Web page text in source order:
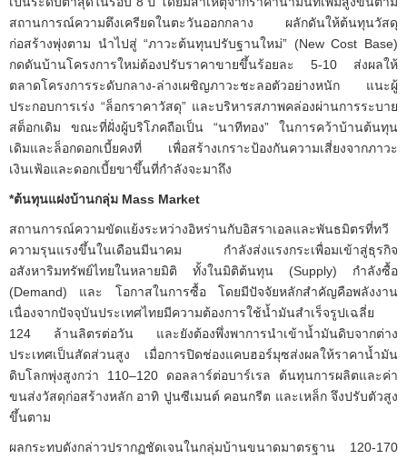
สถานการณ์ความตึงเครียดในตะวันออกกลาง ผลักดันให้ต้นทุนวัสดุ
ก่อสร้างพุ่งตาม นำไปสู่ “ภาวะต้นทุนปรับฐานใหม่” (New Cost Base)
กดดันบ้านโครงการใหม่ต้องปรับราคาขายขึ้นร้อยละ 5-10 ส่งผลให้
ตลาดโครงการระดับกลาง-ล่างเผชิญภาวะชะลอตัวอย่างหนัก แนะผู้
ประกอบการเร่ง “ล็อกราคาวัสดุ” และบริหารสภาพคล่องผ่านการระบาย
สต็อกเดิม ขณะที่ฝั่งผู้บริโภคถือเป็น “นาทีทอง” ในการคว้าบ้านต้นทุน
เดิมและล็อกดอกเบี้ยคงที่ เพื่อสร้างเกราะป้องกันความเสี่ยงจากภาวะ
เงินเฟ้อและดอกเบี้ยขาขึ้นที่กำลังจะมาถึง
*ต้นทุนแฝงบ้านกลุ่ม Mass Market
สถานการณ์ความขัดแย้งระหว่างอิหร่านกับอิสราเอลและพันธมิตรที่ทวี
ความรุนแรงขึ้นในเดือนมีนาคม กำลังส่งแรงกระเพื่อมเข้าสู่ธุรกิจ
อสังหาริมทรัพย์ไทยในหลายมิติ ทั้งในมิติต้นทุน (Supply) กำลังซื้อ
(Demand) และ โอกาสในการซื้อ โดยมีปัจจัยหลักสำคัญคือพลังงาน
เนื่องจากปัจจุบันประเทศไทยมีความต้องการใช้น้ำมันสำเร็จรูปเฉลี่ย
124 ล้านลิตรต่อวัน และยังต้องพึ่งพาการนำเข้าน้ำมันดิบจากต่าง
ประเทศเป็นสัดส่วนสูง เมื่อการปิดช่องแคบฮอร์มุซส่งผลให้ราคาน้ำมัน
ดิบโลกพุ่งสูงกว่า 110–120 ดอลลาร์ต่อบาร์เรล ต้นทุนการผลิตและค่า
ขนส่งวัสดุก่อสร้างหลัก อาทิ ปูนซีเมนต์ คอนกรีต และเหล็ก จึงปรับตัวสูง
ขึ้นตาม
ผลกระทบดังกล่าวปรากฏชัดเจนในกลุ่มบ้านขนาดมาตรฐาน 120-170